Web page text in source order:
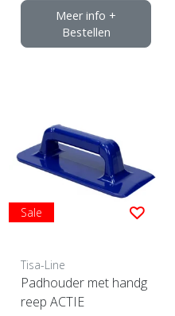
Meer info +
Bestellen
Sale
Tisa-Line
Padhouder met handg
reep ACTIE